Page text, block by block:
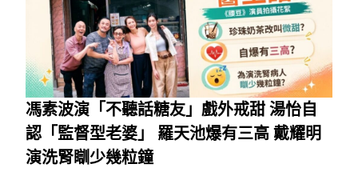
馮素波演「不聽話糖友」戲外戒甜 湯怡自
認「監督型老婆」 羅天池爆有三高 戴耀明
演洗腎瞓少幾粒鐘